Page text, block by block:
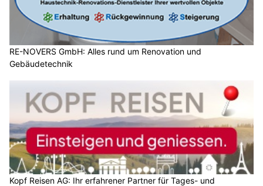
RE-NOVERS GmbH: Alles rund um Renovation und
Gebäudetechnik
Kopf Reisen AG: Ihr erfahrener Partner für Tages- und